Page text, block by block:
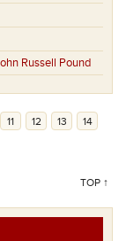
Russell Pound
11 12 13
14
TOP ↑